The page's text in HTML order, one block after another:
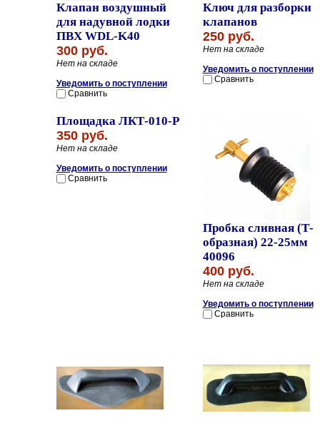
Клапан воздушный
для надувной лодки
ПВХ WDL-K40
300 руб.
Нет на складе
Уведомить о поступлении
Сравнить
Ключ для разборки
клапанов
250 руб.
Нет на складе
Уведомить о поступлении
Сравнить
Площадка ЛКТ-010-Р
350 руб.
Нет на складе
Уведомить о поступлении
Сравнить
Пробка сливная (Т-
образная) 22-25мм
40096
400 руб.
Нет на складе
Уведомить о поступлении
Сравнить